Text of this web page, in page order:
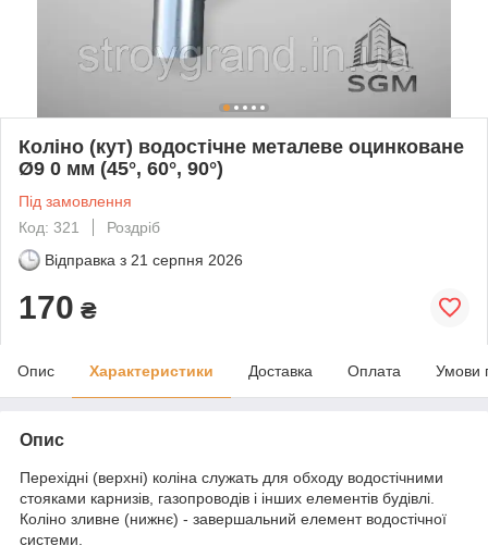
Коліно (кут) водостічне металеве оцинковане
Ø9 0 мм (45°, 60°, 90°)
Під замовлення
Код: 321
Роздріб
Відправка з 21 серпня 2026
170 ₴
Опис Характеристики Доставка Оплата Умови
Опис
Перехідні (верхні) коліна служать для обходу водостічними
стояками карнизів, газопроводів і інших елементів будівлі.
Коліно зливне (нижнє) - завершальний елемент водостічної
системи.